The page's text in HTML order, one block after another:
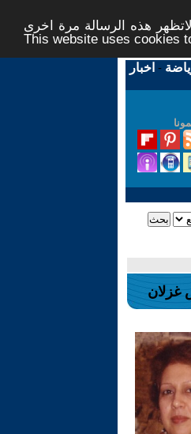
هذه الرسالة مرة اخرى -
This website uses cookies
- اخبار
غزلان